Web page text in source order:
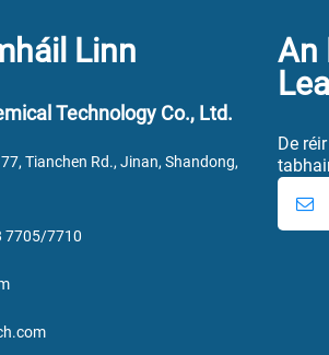
Linn
Technology Co., Ltd.
Tianchen Rd., Jinan, Shandong,
7705/7710
An
De